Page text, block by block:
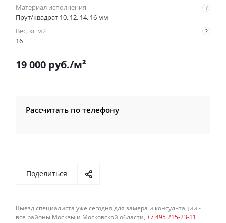
?
Материал исполнения
Прут/квадрат 10, 12, 14, 16 мм
?
Вес, кг м2
16
19 000 руб./м²
Рассчитать по телефону
Поделиться
Выезд специалиста уже сегодня для замера и консультации -
все районы Москвы и Московской области, +7 495 215-23-11